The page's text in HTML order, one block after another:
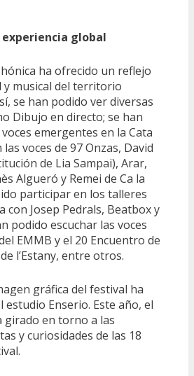
experiencia global
ha ofrecido un reflejo
y musical del territorio
se han podido ver diversas
Dibujo en directo; se han
emergentes en la Cata
voces de 97 Onzas, David
de Lia Sampai), Arar,
Algueró y Remei de Ca la
participar en los talleres
con Josep Pedrals, Beatbox y
podido escuchar las voces
EMMB y el 20 Encuentro de
l’Estany, entre otros.
gráfica del festival ha
estudio Enserio. Este año, el
girado en torno a las
y curiosidades de las 18